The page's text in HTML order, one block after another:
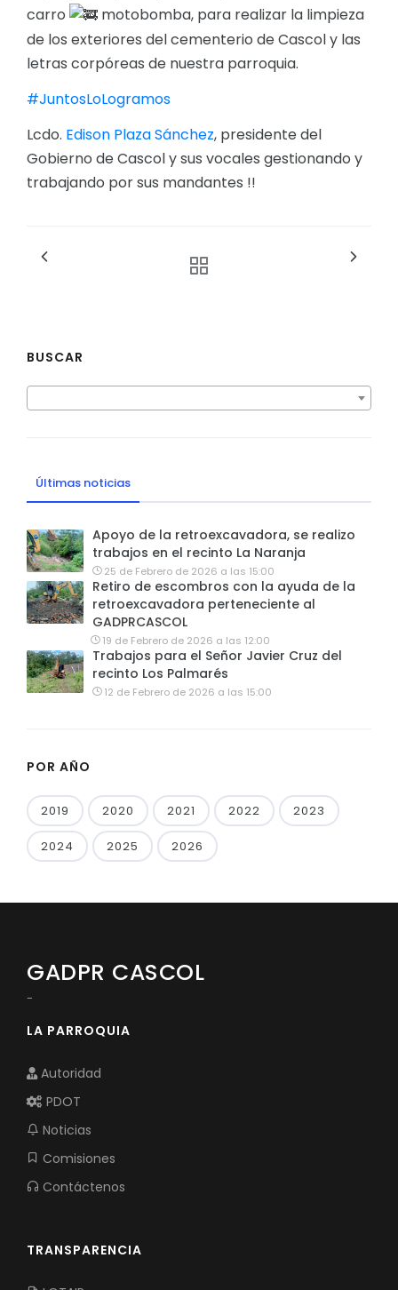
carro
motobomba, para realizar la limpieza
de los exteriores del cementerio de Cascol y las
letras corpóreas de nuestra parroquia.
#JuntosLoLogramos
Lcdo. Edison Plaza Sánchez, presidente del
Gobierno de Cascol y sus vocales gestionando y
trabajando por sus mandantes !!
BUSCAR
Últimas noticias
Apoyo de la retroexcavadora, se realizo
trabajos en el recinto La Naranja
25 de Febrero de 2026 a las 15:00
Retiro de escombros con la ayuda de la
retroexcavadora perteneciente al
GADPRCASCOL
19 de Febrero de 2026 a las 12:00
Trabajos para el Señor Javier Cruz del
recinto Los Palmarés
12 de Febrero de 2026 a las 15:00
POR AÑO
2019 2020 2021 2022 2023
2024 2025 2026
GADPR CASCOL
-
LA PARROQUIA
Autoridad
PDOT
Noticias
Comisiones
Contáctenos
TRANSPARENCIA